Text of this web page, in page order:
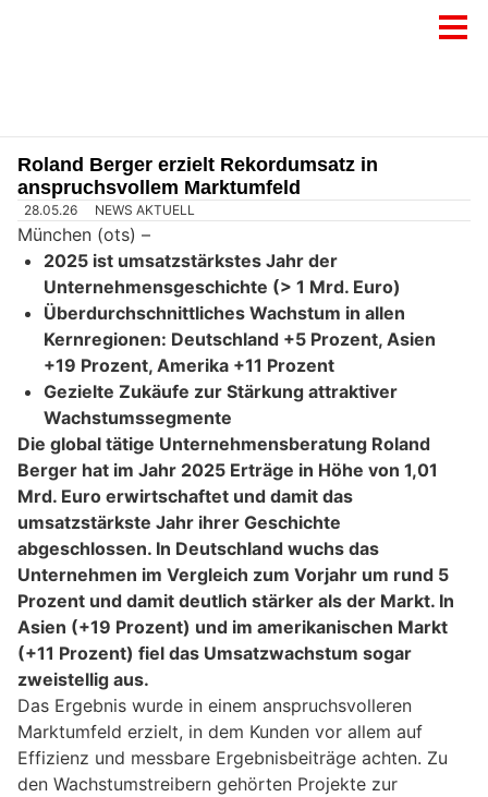
Roland Berger erzielt Rekordumsatz in
anspruchsvollem Marktumfeld
28.05.26 NEWS AKTUELL
München (ots) –
2025 ist umsatzstärkstes Jahr der
Unternehmensgeschichte (> 1 Mrd. Euro)
Überdurchschnittliches Wachstum in allen
Kernregionen: Deutschland +5 Prozent, Asien
+19 Prozent, Amerika +11 Prozent
Gezielte Zukäufe zur Stärkung attraktiver
Wachstumssegmente
Die global tätige Unternehmensberatung Roland
Berger hat im Jahr 2025 Erträge in Höhe von 1,01
Mrd. Euro erwirtschaftet und damit das
umsatzstärkste Jahr ihrer Geschichte
abgeschlossen. In Deutschland wuchs das
Unternehmen im Vergleich zum Vorjahr um rund 5
Prozent und damit deutlich stärker als der Markt. In
Asien (+19 Prozent) und im amerikanischen Markt
(+11 Prozent) fiel das Umsatzwachstum sogar
zweistellig aus.
Das Ergebnis wurde in einem anspruchsvolleren
Marktumfeld erzielt, in dem Kunden vor allem auf
Effizienz und messbare Ergebnisbeiträge achten. Zu
den Wachstumstreibern gehörten Projekte zur